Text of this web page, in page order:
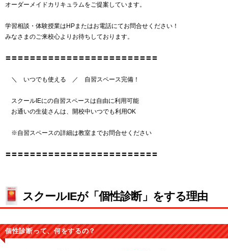
オーダーメイドカリキュラムをご提案しています。
学習相談・体験授業はHPまたはお電話にてお問合せください！
みなさまのご来校心よりお待ちしております。
〓〓〓〓〓〓〓〓〓〓〓〓〓〓〓〓〓〓〓〓〓〓〓〓〓
＼ いつでも使える ／ 自習スペース完備！
スクールIEにの自習スペースは自由に利用可能
お通いの生徒さんは、開校中いつでも利用OK
※自習スペースの詳細は教室までお問合せください
〓〓〓〓〓〓〓〓〓〓〓〓〓〓〓〓〓〓〓〓〓〓〓〓〓
スクールIEが「個性診断」をする理由
個性診断って、何をするの？